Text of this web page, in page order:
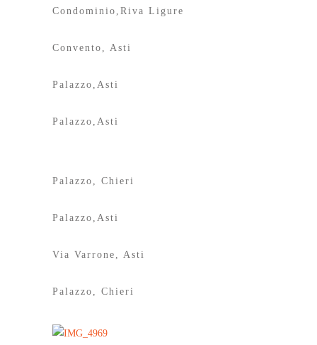
Condominio,Riva Ligure
Convento, Asti
Palazzo,Asti
Palazzo,Asti
Palazzo, Chieri
Palazzo,Asti
Via Varrone, Asti
Palazzo, Chieri